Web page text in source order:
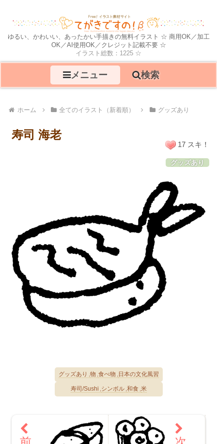
ゆるい、かわいい、あったかい手描きの無料イラスト ☆ 商用OK／加工
OK／AI使用OK／クレジット記載不要 ☆
イラスト総数：1225 ☆
メニュー 検索
ホーム 全てのイラスト（新着順） グッズあり
寿司 海老
グッズあり 物 食べ物 日本の文化風習
寿司/Sushi シンボル 和食 米
17 スキ！